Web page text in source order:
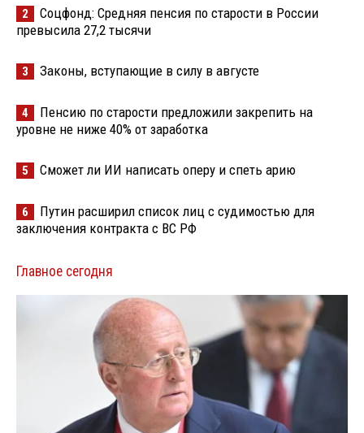
2
Соцфонд: Средняя пенсия по старости в России
превысила 27,2 тысячи
3 Законы, вступающие в силу в августе
4
Пенсию по старости предложили закрепить на
уровне не ниже 40% от заработка
5 Сможет ли ИИ написать оперу и спеть арию
6
Путин расширил список лиц с судимостью для
заключения контракта с ВС РФ
Главное сегодня